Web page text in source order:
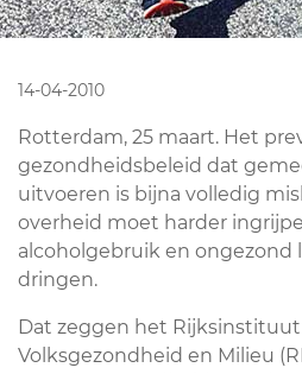
14-04-2010
Rotterdam, 25 maart. Het
gezondheidsbeleid dat
uitvoeren is bijna volledig
overheid moet harder
alcoholgebruik en ongezond
dringen.
Dat zeggen het
Volksgezondheid en Milieu